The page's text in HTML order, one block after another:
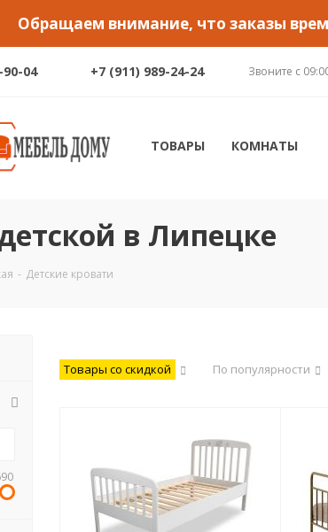
Обращаем внимание, что заказы
90-04 +7 (911) 989-24-24 Звоните с
ТОВАРЫ КОМНАТЫ
в Липецке
- Детские кровати
Товары со скидкой По популярности